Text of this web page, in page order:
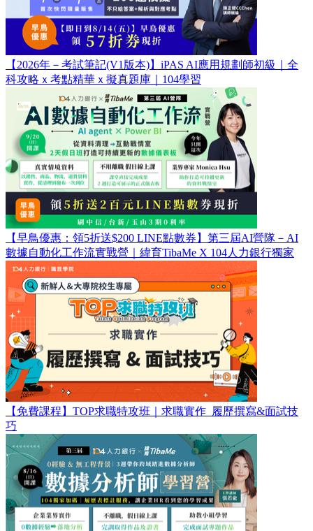
【2026年－考試筆記(V1版本)】iPAS AI應用規劃師初級｜全
科攻略ｘ考點精華ｘ擬真題庫｜104學習
【早鳥優惠：領5折送$200 LINE點數券】第三屆AI營隊－AI
數據自動化工作流實戰營｜緯育TibaMe X 104人力銀行獨家
【免費課程】TOP求職特攻班｜求職實作_履歷撰寫&面試技
巧